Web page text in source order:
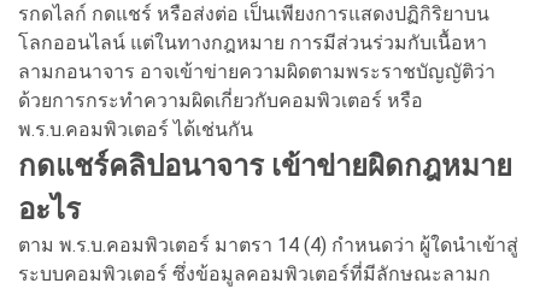
รกดไลก์ กดแชร์ หรือส่งต่อ เป็นเพียงการแสดงปฏิกิริยาบน
โลกออนไลน์ แต่ในทางกฎหมาย การมีส่วนร่วมกับเนื้อหา
ลามกอนาจาร อาจเข้าข่ายความผิดตามพระราชบัญญัติว่า
ด้วยการกระทำความผิดเกี่ยวกับคอมพิวเตอร์ หรือ
พ.ร.บ.คอมพิวเตอร์ ได้เช่นกัน
กดแชร์คลิปอนาจาร เข้าข่ายผิดกฎหมาย
อะไร
ตาม พ.ร.บ.คอมพิวเตอร์ มาตรา 14 (4) กำหนดว่า ผู้ใดนำเข้าสู่
ระบบคอมพิวเตอร์ ซึ่งข้อมูลคอมพิวเตอร์ที่มีลักษณะลามก